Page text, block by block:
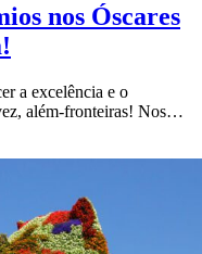
nos Óscares
a excelência e o
além-fronteiras! Nos…